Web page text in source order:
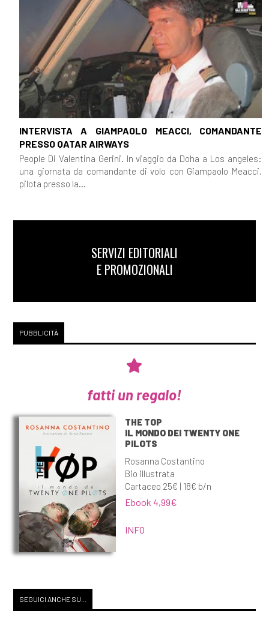
INTERVISTA A GIAMPAOLO MEACCI, COMANDANTE
PRESSO QATAR AIRWAYS
People Di Valentina Gerini. In viaggio da Doha a Los angeles:
una giornata da comandante di volo con Giampaolo Meacci,
pilota presso la...
SERVIZI EDITORIALI
E PROMOZIONALI
PUBBLICITÀ
fatti un regalo!
THE TOP
IL MONDO DEI TWENTY ONE
PILOTS
Rosanna Costantino
Bio illustrata
Cartaceo 25€ | 18€ b/n
Ebook 4,99€
INFO
SEGUICI ANCHE SU...